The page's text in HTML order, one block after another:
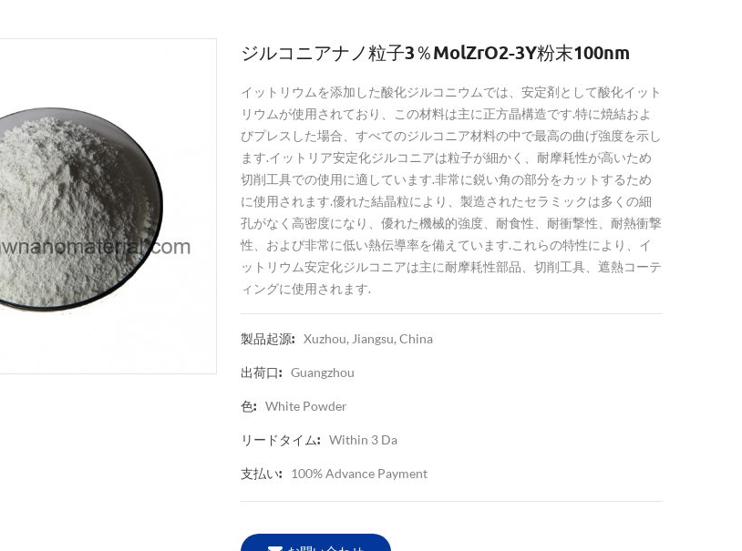
ジルコニアナノ粒子3％molZrO2-3Y粉末100nm
イットリウムを添加した酸化ジルコニウムでは、安定剤として酸化イット
リウムが使用されており、この材料は主に正方晶構造です.特に焼結およ
びプレスした場合、すべてのジルコニア材料の中で最高の曲げ強度を示し
ます.イットリア安定化ジルコニアは粒子が細かく、耐摩耗性が高いため
切削工具での使用に適しています.非常に鋭い角の部分をカットするため
に使用されます.優れた結晶粒により、製造されたセラミックは多くの細
孔がなく高密度になり、優れた機械的強度、耐食性、耐衝撃性、耐熱衝撃
性、および非常に低い熱伝導率を備えています.これらの特性により、イ
ットリウム安定化ジルコニアは主に耐摩耗性部品、切削工具、遮熱コーテ
ィングに使用されます.
製品起源: Xuzhou, Jiangsu, China
出荷口: Guangzhou
色: White Powder
リードタイム: Within 3 Da
支払い: 100% Advance Payment